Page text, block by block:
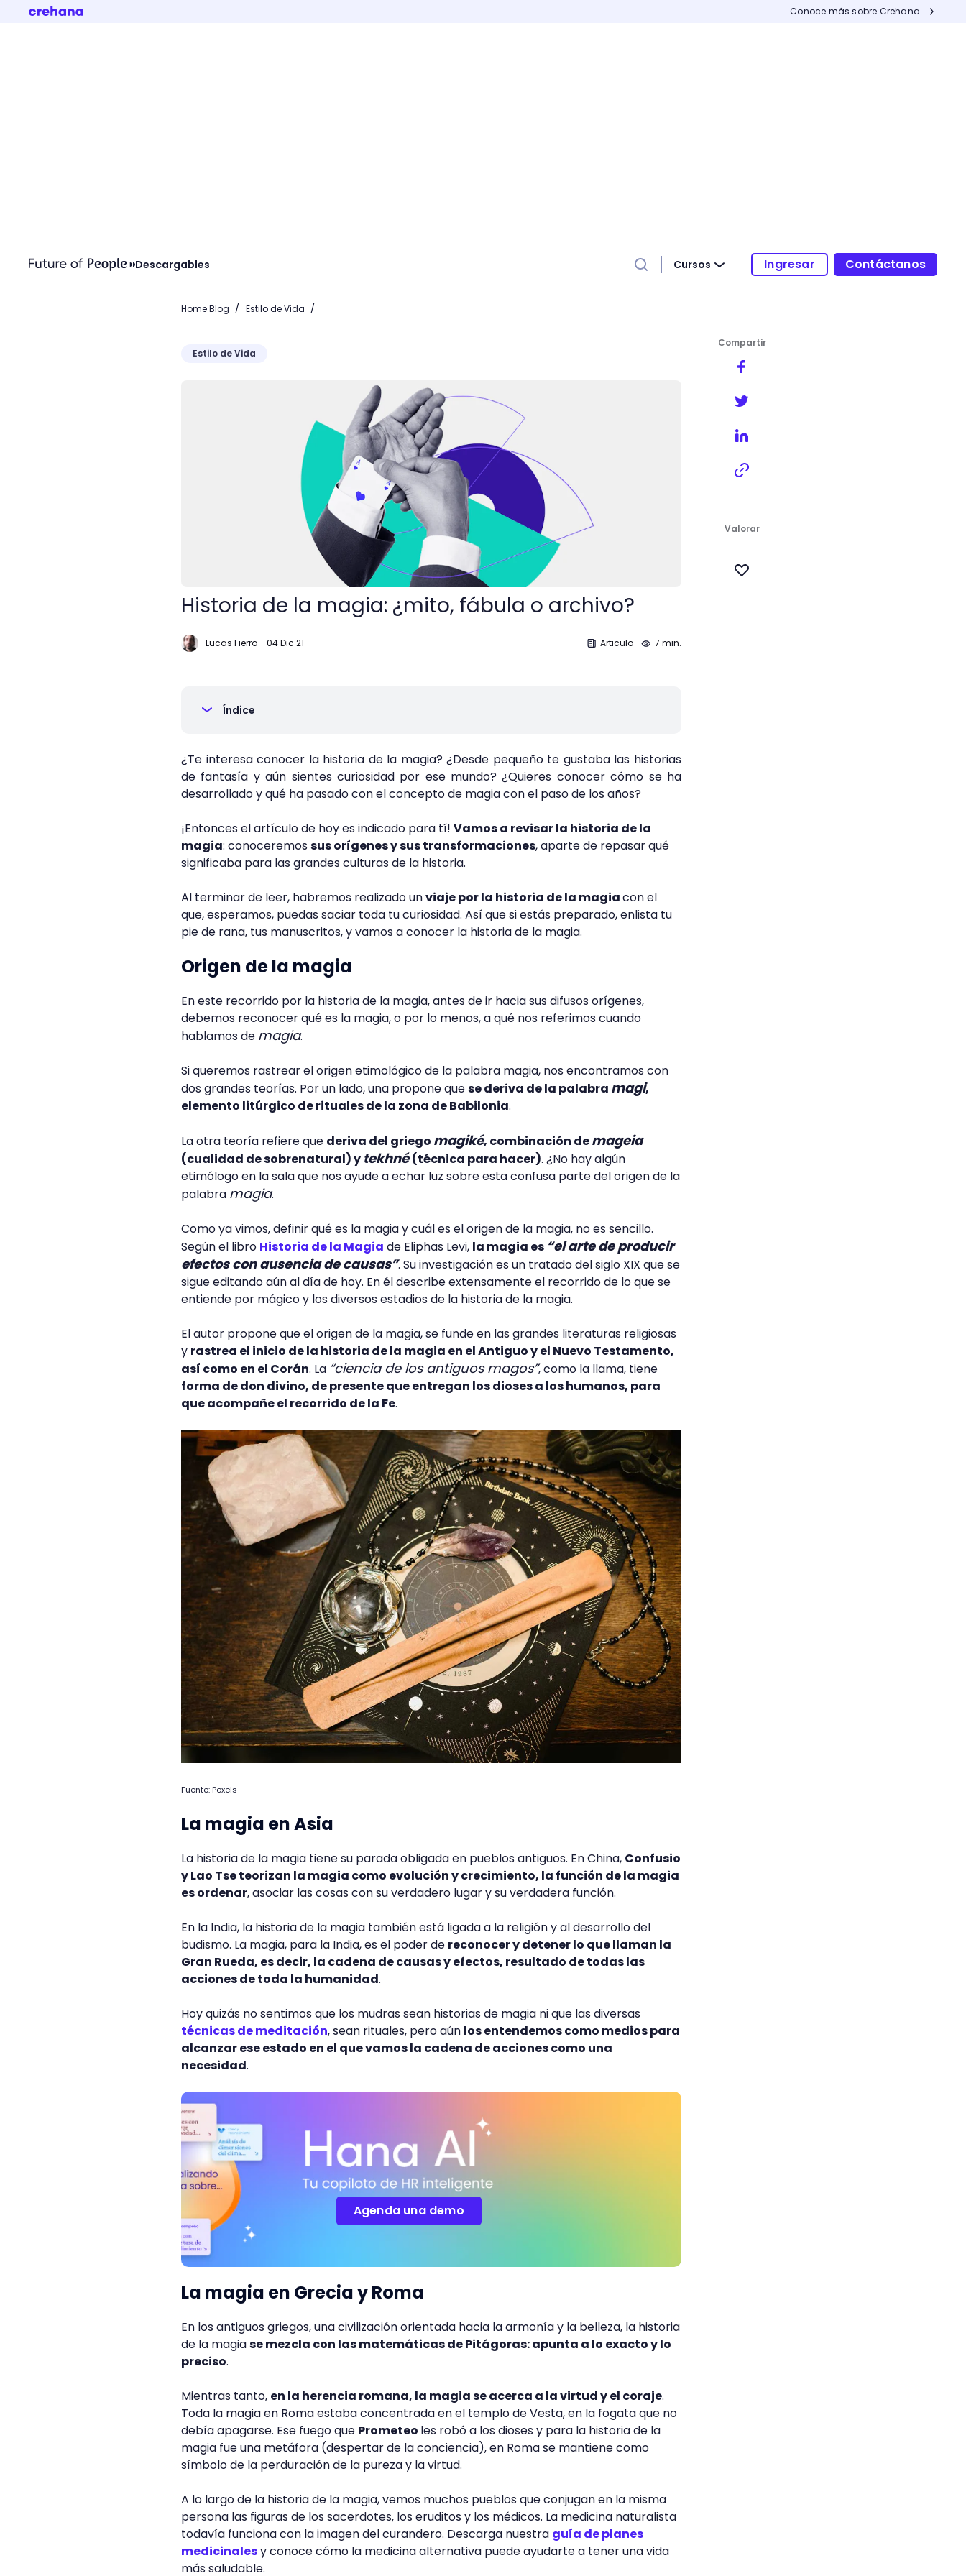
Conoce más sobre Crehana
Descargables Cursos Ingresar Contáctanos
Home Blog / Estilo de Vida /
Estilo de Vida
Historia de la magia: ¿mito, fábula o archivo?
Historia de la magia: ¿mito, fábula o archivo?
Lucas Fierro- 04 Dic 21 Articulo 7 min.
Índice
¿Te interesa conocer la historia de la magia? ¿Desde pequeño te gustaba las historias
de fantasía y aún sientes curiosidad por ese mundo? ¿Quieres conocer cómo se ha
desarrollado y qué ha pasado con el concepto de magia con el paso de los años?
¡Entonces el artículo de hoy es indicado para tí! Vamos a revisar la historia de la
magia: conoceremossus orígenes y sus transformaciones, aparte de repasar qué
significaba para las grandes culturas de la historia.
Al terminar de leer, habremos realizado unviaje por la historia de la magiacon el
que, esperamos, puedas saciar toda tu curiosidad. Así que si estás preparado, enlista tu
pie de rana, tus manuscritos, y vamos a conocer la historia de la magia.
Origen de la magia
En este recorrido por la historia de la magia, antes de ir hacia sus difusos orígenes,
debemos reconocer qué es la magia, o por lo menos, a qué nos referimos cuando
hablamos de magia.
Si queremos rastrear el origen etimológico de la palabra magia, nos encontramos con
dos grandes teorías. Por un lado, una propone quese deriva de la palabra magi,
elemento litúrgico de rituales de la zona de Babilonia.
La otra teoría refiere que deriva del griego magiké, combinación demageia
(cualidad de sobrenatural) y tekhné(técnica para hacer). ¿No hay algún
etimólogo en la sala que nos ayude a echar luz sobre esta confusa parte del origen de la
palabra magia.
Como ya vimos, definir qué es la magia y cuál es el origen de la magia, no es sencillo.
Según el libro Historia de la Magia de Eliphas Levi, la magia es “el arte de producir
efectos con ausencia de causas”. Su investigación es un tratado del siglo XIX que se
sigue editando aún al día de hoy. En él describe extensamente el recorrido de lo que se
entiende por mágico y los diversos estadios de la historia de la magia.
El autor propone que el origen de la magia, se funde en las grandes literaturas religiosas
y rastrea el inicio de la historia de la magia en el Antiguo y el Nuevo Testamento,
así como en el Corán. La “ciencia de los antiguos magos”, como la llama, tiene
forma de don divino, de presente que entregan los dioses a los humanos, para
que acompañe el recorrido de la Fe.
Fuente: Pexels
La magia en Asia
La historia de la magia tiene su parada obligada en pueblos antiguos. En China, Confusio
y Lao Tse teorizan la magia como evolución y crecimiento, la función de la magia
es ordenar, asociar las cosas con su verdadero lugar y su verdadera función.
En la India, la historia de la magia también está ligada a la religión y al desarrollo del
budismo. La magia, para la India, es el poder de reconocer y detener lo que llaman la
Gran Rueda, es decir, la cadena de causas y efectos, resultado de todas las
acciones de toda la humanidad.
Hoy quizás no sentimos que los mudras sean historias de magia ni que las diversas
técnicas de meditación, sean rituales, pero aún los entendemos como medios para
alcanzar ese estado en el que vamos la cadena de acciones como una
necesidad.
Agenda una demo
La magia en Grecia y Roma
En los antiguos griegos, una civilización orientada hacia la armonía y la belleza, la historia
de la magiase mezcla con las matemáticas de Pitágoras: apunta a lo exacto y lo
preciso.
Mientras tanto, en la herencia romana, la magia se acerca a la virtud y el coraje.
Toda la magia en Roma estaba concentrada en el templo de Vesta, en la fogata que no
debía apagarse. Ese fuego que Prometeo les robó a los dioses y para la historia de la
magia fue una metáfora (despertar de la conciencia), en Roma se mantiene como
símbolo de la perduración de la pureza y la virtud.
A lo largo de la historia de la magia, vemos muchos pueblos que conjugan en la misma
persona las figuras de los sacerdotes, los eruditos y los médicos. La medicina naturalista
todavía funciona con la imagen del curandero. Descarga nuestra guía de planes
medicinalesy conoce cómo la medicina alternativa puede ayudarte a tener una vida
más saludable.
Compartir
Valorar